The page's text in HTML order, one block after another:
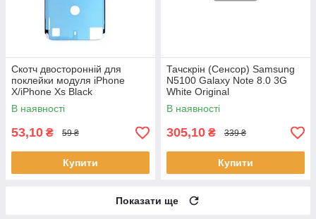
Скотч двосторонній для
поклейки модуля iPhone
X/iPhone Xs Black
В наявності
53,10 ₴ 59 ₴
Купити
Тачскрін (Сенсор) Samsung
N5100 Galaxy Note 8.0 3G
White Original
В наявності
305,10 ₴ 339 ₴
Купити
Показати ще